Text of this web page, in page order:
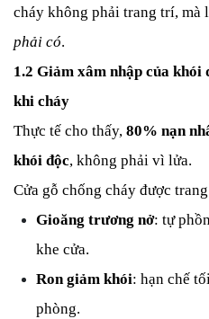
cháy không phải trang trí, mà
phải có.
1.2 Giảm xâm nhập của khói
khi cháy
Thực tế cho thấy, 80% nạn
khói độc, không phải vì lửa.
Cửa gỗ chống cháy được
Gioăng trương nở: tự
khe cửa.
Ron giảm khói: hạn chế
phòng.